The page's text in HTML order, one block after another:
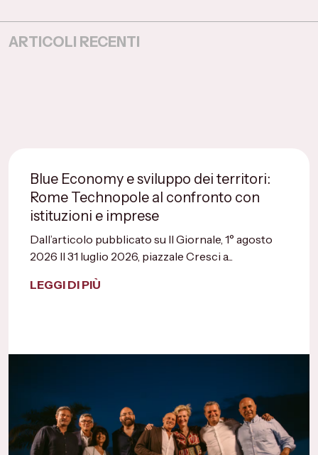
ARTICOLI RECENTI
Blue Economy e sviluppo dei territori:
Rome Technopole al confronto con
istituzioni e imprese
Dall’articolo pubblicato su Il Giornale, 1° agosto
2026 Il 31 luglio 2026, piazzale Cresci a...
LEGGI DI PIÙ